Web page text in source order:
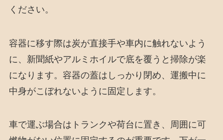
ください。
容器に移す際は炭が直接手や車内に触れないよう
に、新聞紙やアルミホイルで底を覆うと掃除が楽
になります。容器の蓋はしっかり閉め、運搬中に
中身がこぼれないように固定します。
車で運ぶ場合はトランクや荷台に置き、周囲に可